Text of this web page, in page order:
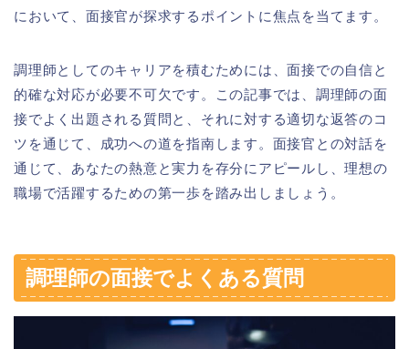
において、面接官が探求するポイントに焦点を当てます。
調理師としてのキャリアを積むためには、面接での自信と
的確な対応が必要不可欠です。この記事では、調理師の面
接でよく出題される質問と、それに対する適切な返答のコ
ツを通じて、成功への道を指南します。面接官との対話を
通じて、あなたの熱意と実力を存分にアピールし、理想の
職場で活躍するための第一歩を踏み出しましょう。
調理師の面接でよくある質問